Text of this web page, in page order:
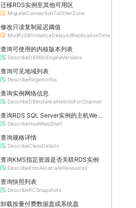
迁移RDS实例至其他可用区
MigrateConnectionToOtherZone
修改只读复制延迟阈值
ModifyDBInstanceDelayedReplicationTime
查询可使用的内核版本列表
DescribeDBMiniEngineVersions
查询可见地域列表
DescribeRegionInfos
查询实例网络信息
DescribeDBInstanceNetInfoForChannel
查询RDS SQL Server实例的主机WebShell登录信息
DescribeHostWebShell
查询规格详情
DescribeClassDetails
查询KMS指定资源是否关联RDS实例
DescribeKmsAssociateResources
查询快照列表
DescribeRCSnapshots
卸载按量付费数据盘或系统盘